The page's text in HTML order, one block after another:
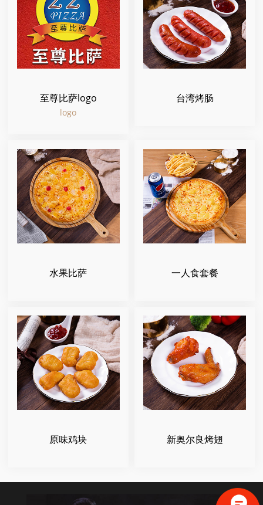
至尊比萨logo
logo
台湾烤肠
水果比萨 一人食套餐
原味鸡块 新奥尔良烤翅